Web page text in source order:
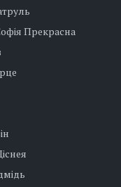
Прекрасна